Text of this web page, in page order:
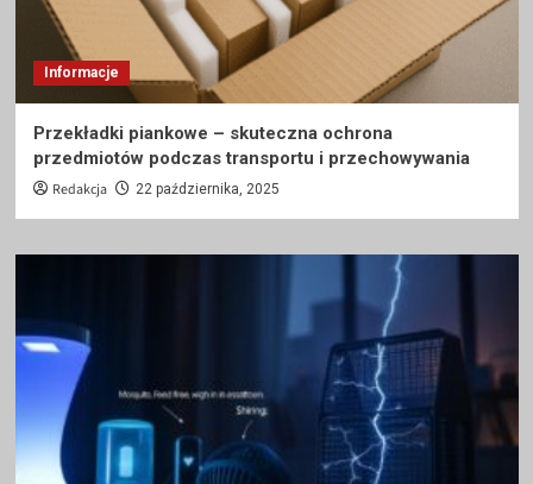
Informacje
Przekładki piankowe – skuteczna ochrona
przedmiotów podczas transportu i przechowywania
Redakcja 22 października, 2025